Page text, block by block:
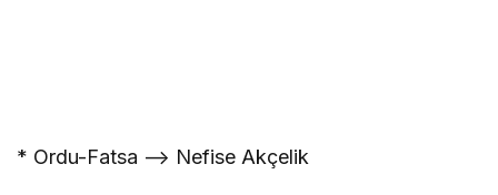
* Ordu-Fatsa –> Nefise Akçelik